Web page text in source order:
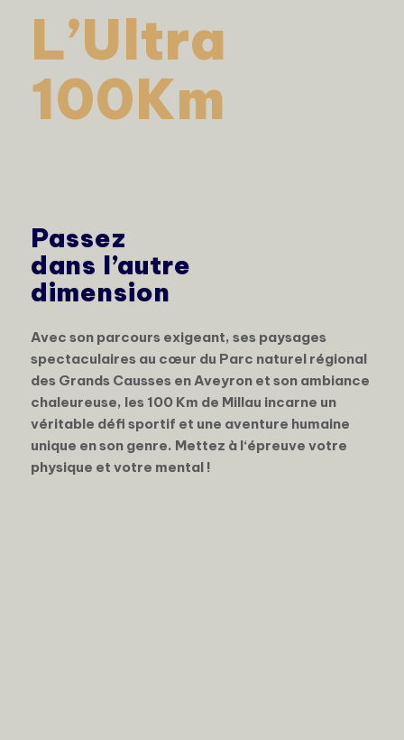
L’Ultra
100Km
Passez
dans l’autre
dimension
Avec son parcours exigeant, ses paysages
spectaculaires au cœur du Parc naturel régional
des Grands Causses en Aveyron et son ambiance
chaleureuse, les 100 Km de Millau incarne un
véritable défi sportif et une aventure humaine
unique en son genre. Mettez à l‘épreuve votre
physique et votre mental !